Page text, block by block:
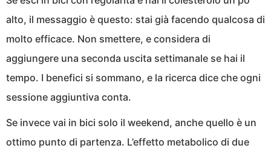
alto, il messaggio è questo: stai già facendo qualcosa di
molto efficace. Non smettere, e considera di
aggiungere una seconda uscita settimanale se hai il
tempo. I benefici si sommano, e la ricerca dice che ogni
sessione aggiuntiva conta.
Se invece vai in bici solo il weekend, anche quello è un
ottimo punto di partenza. L’effetto metabolico di due